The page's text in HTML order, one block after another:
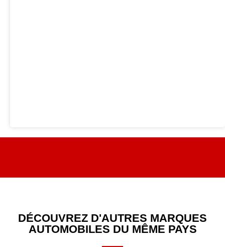
DÉCOUVREZ D'AUTRES MARQUES
AUTOMOBILES DU MÊME PAYS